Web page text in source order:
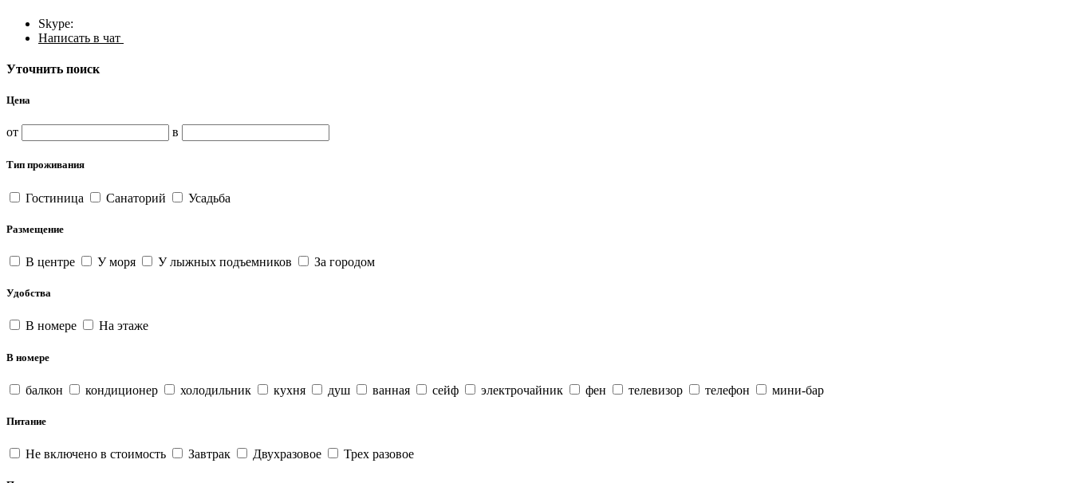
Skype:
Написать в чат
Уточнить поиск
Цена
от в
Тип проживания
Гостиница Санаторий Усадьба
Размещение
В центре У моря У лыжных подъемников За городом
Удобства
В номере На этаже
В номере
балкон кондиционер холодильник кухня душ ванная сейф электрочайник фен телевизор телефон мини-бар
Питание
Не включено в стоимость Завтрак Двухразовое Трех разовое